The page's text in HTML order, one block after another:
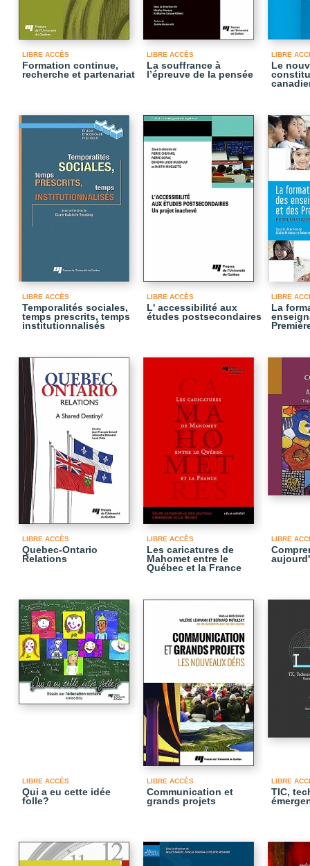
LIBRE ACCÈS
Formation continue,
recherche et partenariat
LIBRE ACCÈS
La souffrance à
l’épreuve de la pensée
LIBRE
Le
LIBRE ACCÈS
Temporalités sociales,
temps prescrits, temps
institutionnalisés
LIBRE ACCÈS
L' accessibilité aux
études postsecondaires
LIBRE
La
LIBRE ACCÈS
Quebec-Ontario
Relations
LIBRE ACCÈS
Les caricatures de
Mahomet entre le
Québec et la France
LIBRE
LIBRE ACCÈS
Qui a eu cette idée
folle?
LIBRE ACCÈS
Communication et
grands projets
LIBRE
TIC,